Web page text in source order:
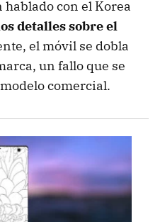
con el Korea
detalles sobre el
el móvil se dobla
un fallo que se
comercial.